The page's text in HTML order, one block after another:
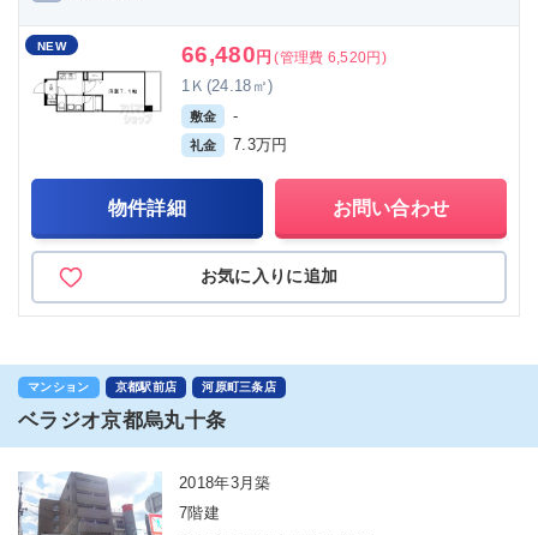
NEW 66,480円 (管理費 6,520円)
1Ｋ(24.18㎡)
敷金 -
礼金 7.3万円
物件詳細 お問い合わせ
お気に入りに追加
マンション 京都駅前店 河原町三条店
ベラジオ京都烏丸十条
2018年3月築
7階建